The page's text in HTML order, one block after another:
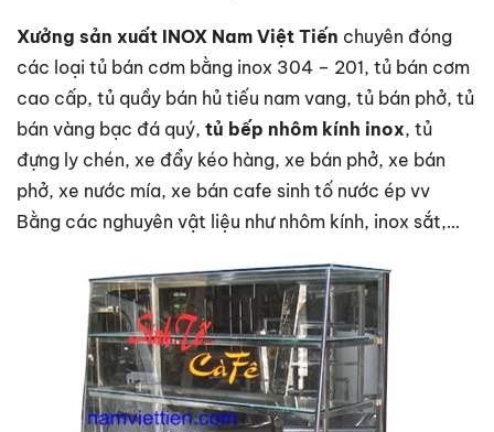
Xưởng sản xuất INOX Nam Việt Tiến chuyên đóng
các loại tủ bán cơm bằng inox 304 – 201, tủ bán cơm
cao cấp, tủ quầy bán hủ tiếu nam vang, tủ bán phở, tủ
bán vàng bạc đá quý, tủ bếp nhôm kính inox, tủ
đựng ly chén, xe đẩy kéo hàng, xe bán phở, xe bán
phở, xe nước mía, xe bán cafe sinh tố nước ép vv
Bằng các nghuyên vật liệu như nhôm kính, inox sắt,…